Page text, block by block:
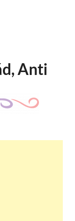
Anti